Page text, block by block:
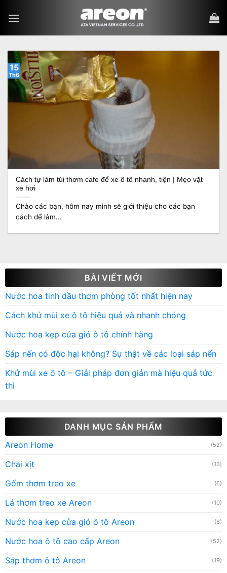
qua
Cách tự làm túi thơm cafe để xe ô tô nhanh, tiện | Mẹo vặt
xe hơi
Chào các bạn, hôm nay mình sẽ giới thiệu cho các bạn
cách để làm...
15
Th6
BÀI VIẾT MỚI
Nước hoa tinh dầu thơm phòng tốt nhất hiện nay
Cách khử mùi xe ô tô hiệu quả và nhanh chóng
Nước hoa kẹp cửa gió ô tô chính hãng
Sáp nến có độc hại không? Sự thật về các loại sáp nến
Khử mùi xe ô tô – Giải pháp đơn giản mà hiệu quả tức
thì
DANH MỤC SẢN PHẨM
Areon Home
(52)
Chai xịt (13)
Gốm thơm treo xe (6)
Lá thơm treo xe Areon (10)
Nước hoa kẹp cửa gió ô tô Areon (8)
Nước hoa ô tô cao cấp Areon (52)
Sáp thơm ô tô Areon (19)